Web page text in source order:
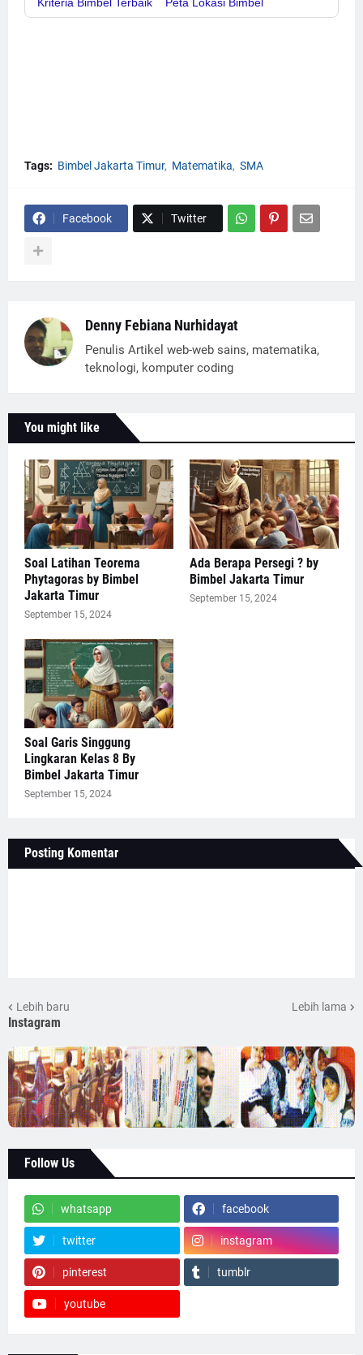
Kriteria Bimbel Terbaik Peta Lokasi Bimbel
Tags: Bimbel Jakarta Timur Matematika SMA
Facebook Twitter
Denny Febiana Nurhidayat
Penulis Artikel web-web sains, matematika,
teknologi, komputer coding
You might like
Soal Latihan Teorema
Phytagoras by Bimbel
Jakarta Timur
September 15, 2024
Ada Berapa Persegi ? by
Bimbel Jakarta Timur
September 15, 2024
Soal Garis Singgung
Lingkaran Kelas 8 By
Bimbel Jakarta Timur
September 15, 2024
Posting Komentar
Lebih baru Lebih lama
Instagram
Follow Us
whatsapp facebook
twitter instagram
pinterest tumblr
youtube